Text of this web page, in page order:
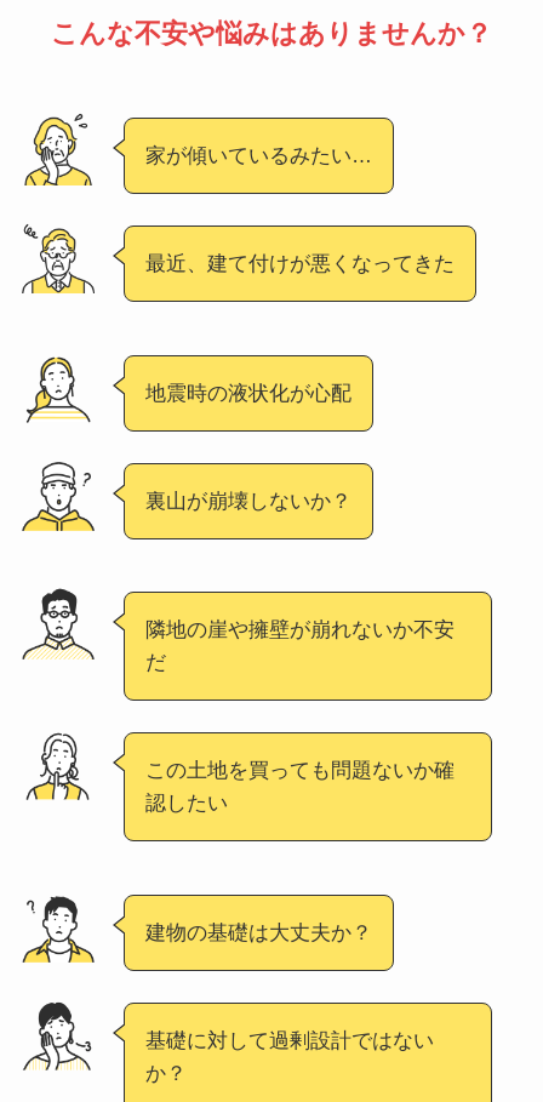
こんな不安や悩みはありませんか？
家が傾いているみたい…
最近、建て付けが悪くなってきた
地震時の液状化が心配
裏山が崩壊しないか？
隣地の崖や擁壁が崩れないか不安
だ
この土地を買っても問題ないか確
認したい
建物の基礎は大丈夫か？
基礎に対して過剰設計ではない
か？